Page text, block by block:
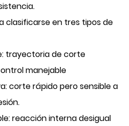
clasificarse en tres tipos de
trayectoria de corte
manejable
corte rápido pero sensible a
reacción interna desigual